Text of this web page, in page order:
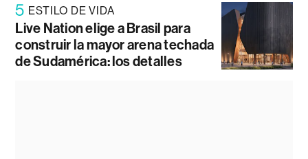
5 ESTILO DE VIDA
Live Nation elige a Brasil para
construir la mayor arena techada
de Sudamérica: los detalles